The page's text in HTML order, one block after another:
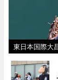
東日本国際大